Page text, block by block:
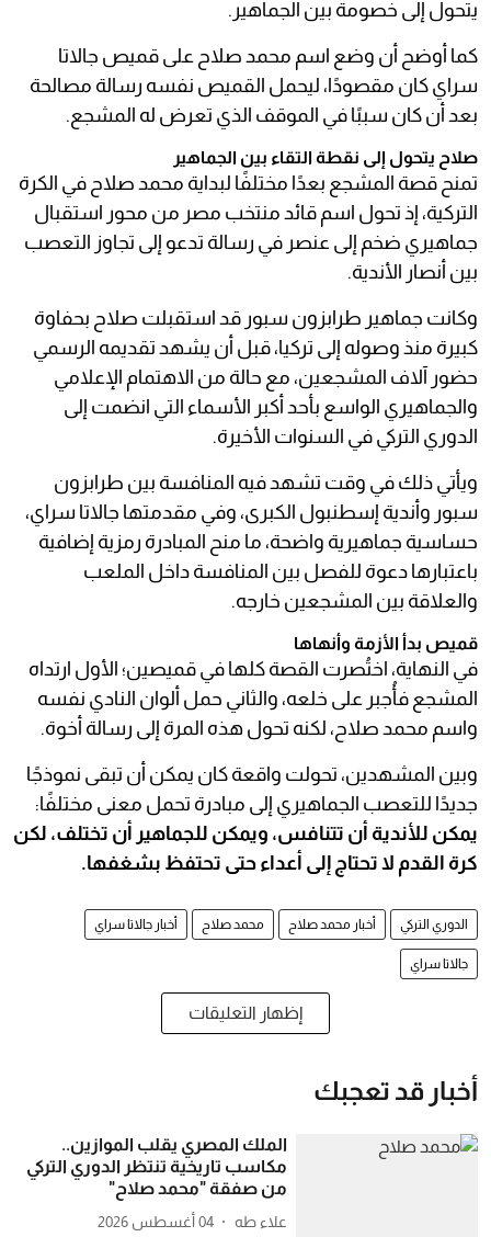
يتحول إلى خصومة بين الجماهير.
كما أوضح أن وضع اسم محمد صلاح على قميص جالاتا
سراي كان مقصودًا، ليحمل القميص نفسه رسالة مصالحة
بعد أن كان سببًا في الموقف الذي تعرض له المشجع.
صلاح يتحول إلى نقطة التقاء بين الجماهير
تمنح قصة المشجع بعدًا مختلفًا لبداية محمد صلاح في الكرة
التركية، إذ تحول اسم قائد منتخب مصر من محور استقبال
جماهيري ضخم إلى عنصر في رسالة تدعو إلى تجاوز التعصب
بين أنصار الأندية.
وكانت جماهير طرابزون سبور قد استقبلت صلاح بحفاوة
كبيرة منذ وصوله إلى تركيا، قبل أن يشهد تقديمه الرسمي
حضور آلاف المشجعين، مع حالة من الاهتمام الإعلامي
والجماهيري الواسع بأحد أكبر الأسماء التي انضمت إلى
الدوري التركي في السنوات الأخيرة.
ويأتي ذلك في وقت تشهد فيه المنافسة بين طرابزون
سبور وأندية إسطنبول الكبرى، وفي مقدمتها جالاتا سراي،
حساسية جماهيرية واضحة، ما منح المبادرة رمزية إضافية
باعتبارها دعوة للفصل بين المنافسة داخل الملعب
والعلاقة بين المشجعين خارجه.
قميص بدأ الأزمة وأنهاها
في النهاية، اختُصرت القصة كلها في قميصين؛ الأول ارتداه
المشجع فأُجبر على خلعه، والثاني حمل ألوان النادي نفسه
واسم محمد صلاح، لكنه تحول هذه المرة إلى رسالة أخوة.
وبين المشهدين، تحولت واقعة كان يمكن أن تبقى نموذجًا
جديدًا للتعصب الجماهيري إلى مبادرة تحمل معنى مختلفًا:
يمكن للأندية أن تتنافس، ويمكن للجماهير أن تختلف، لكن
كرة القدم لا تحتاج إلى أعداء حتى تحتفظ بشغفها.
الدوري التركي أخبار محمد صلاح محمد صلاح أخبار جالاتا سراي
جالاتا سراي
إظهار التعليقات
أخبار قد تعجبك
الملك المصري يقلب الموازين..
مكاسب تاريخية تنتظر الدوري التركي
من صفقة "محمد صلاح"
علاء طه 04 أغسطس 2026